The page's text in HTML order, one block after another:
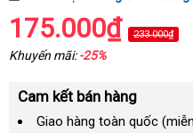
175.000₫ 233.000₫
Khuyến mãi:-25%
Cam kết bán hàng
Giao hàng toàn quốc